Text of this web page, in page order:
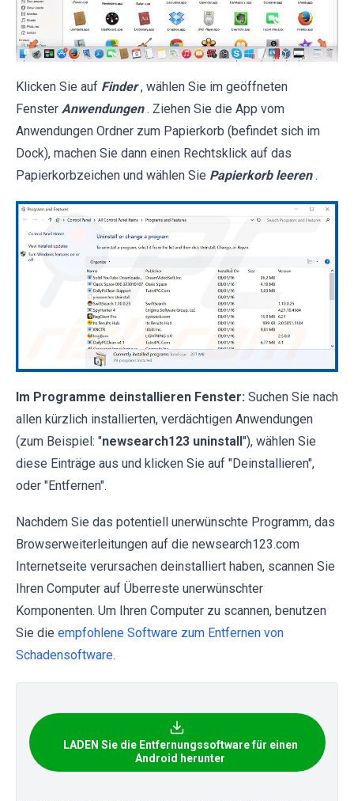
Klicken Sie auf Finder , wählen Sie im geöffneten
Fenster Anwendungen . Ziehen Sie die App vom
Anwendungen Ordner zum Papierkorb (befindet sich im
Dock), machen Sie dann einen Rechtsklick auf das
Papierkorbzeichen und wählen Sie Papierkorb leeren .
Im Programme deinstallieren Fenster: Suchen Sie nach
allen kürzlich installierten, verdächtigen Anwendungen
(zum Beispiel: "newsearch123 uninstall "), wählen Sie
diese Einträge aus und klicken Sie auf "Deinstallieren",
oder "Entfernen".
Nachdem Sie das potentiell unerwünschte Programm, das
Browserweiterleitungen auf die newsearch123.com
Internetseite verursachen deinstalliert haben, scannen Sie
Ihren Computer auf Überreste unerwünschter
Komponenten. Um Ihren Computer zu scannen, benutzen
Sie die empfohlene Software zum Entfernen von
Schadensoftware.
LADEN Sie die Entfernungssoftware für einen
Android herunter